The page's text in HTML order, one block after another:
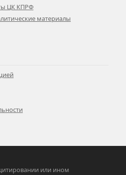
ЦК КПРФ
материалы
или ином